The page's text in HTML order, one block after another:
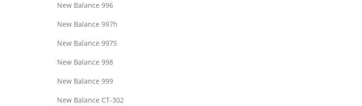
New Balance 996
New Balance 997h
New Balance 997S
New Balance 998
New Balance 999
New Balance CT-302